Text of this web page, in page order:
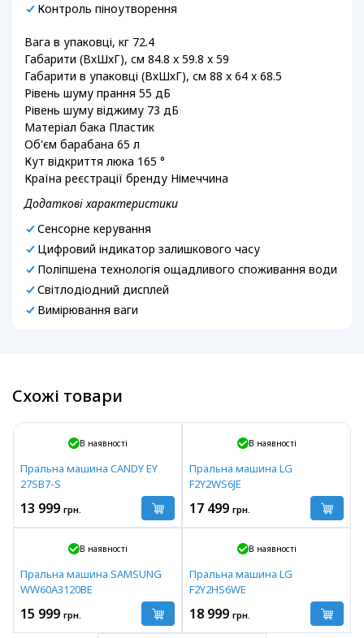
Контроль піноутворення
Вага в упаковці, кг 72.4
Габарити (ВхШхГ), см 84.8 x 59.8 x 59
Габарити в упаковці (ВхШхГ), см 88 x 64 x 68.5
Рівень шуму прання 55 дБ
Рівень шуму віджиму 73 дБ
Матеріал бака Пластик
Об'єм барабана 65 л
Кут відкриття люка 165 °
Країна реєстрації бренду Німеччина
Додаткові характеристики
Сенсорне керування
Цифровий індикатор залишкового часу
Поліпшена технологія ощадливого споживання води
Світлодіодний дисплей
Вимірювання ваги
Схожі товари
В наявності
Пральна машина CANDY EY
27SB7-S
13 999 грн.
В наявності
Пральна машина LG
F2Y2WS6JE
17 499 грн.
В наявності
Пральна машина SAMSUNG
WW60A3120BE
15 999 грн.
В наявності
Пральна машина LG
F2Y2HS6WE
18 999 грн.